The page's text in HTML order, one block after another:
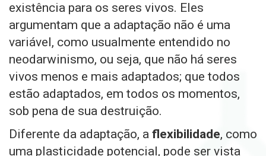
existência para os seres vivos. Eles
argumentam que a adaptação não é uma
variável, como usualmente entendido no
neodarwinismo, ou seja, que não há seres
vivos menos e mais adaptados; que todos
estão adaptados, em todos os momentos,
sob pena de sua destruição.
Diferente da adaptação, a flexibilidade, como
uma plasticidade potencial, pode ser vista